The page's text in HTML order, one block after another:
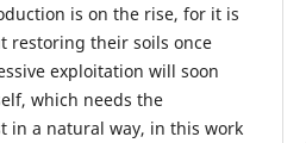
is on the rise, for it is
restoring their soils once
exploitation will soon
which needs the
in a natural way, in this work